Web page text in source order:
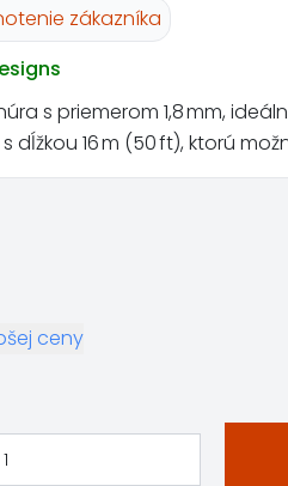
zákazníka
s priemerom 1,8 mm,
dĺžkou 16 m (50 ft), ktorú
ceny